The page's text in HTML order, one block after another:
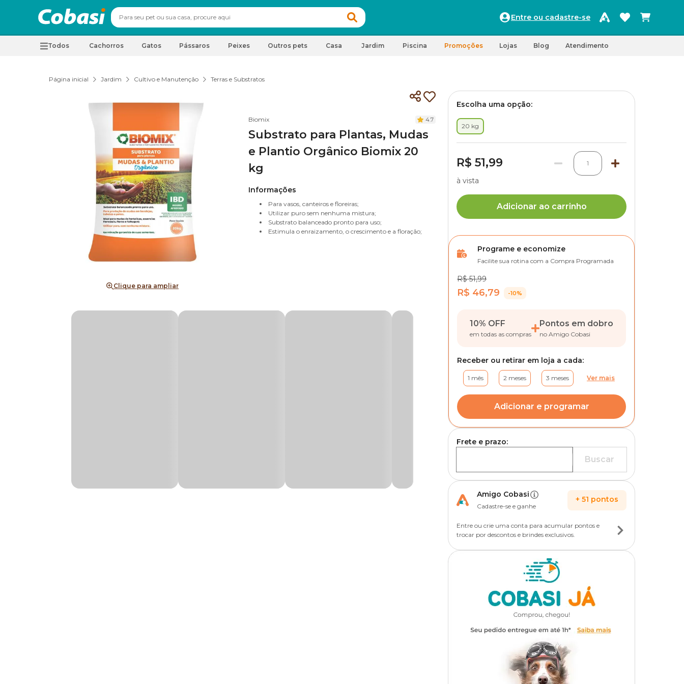
Entre ou cadastre-se
Todos Cachorros Gatos Pássaros Peixes Outros pets Casa Jardim Piscina Promoções Lojas Blog Atendimento
Página inicial Jardim Cultivo e Manutenção Terras e Substratos
Clique para ampliar
Biomix 4.7
Substrato para Plantas, Mudas
e Plantio Orgânico Biomix 20
kg
Informações
Para vasos, canteiros e floreiras;
Utilizar puro sem nenhuma mistura;
Substrato balanceado pronto para uso;
Estimula o enraizamento, o crescimento e a floração;
Escolha uma opção:
20 kg
R$ 51,99 1
à vista
Adicionar ao carrinho
Programe e economize
Facilite sua rotina com a Compra Programada
R$ 51,99
R$ 46,79 -10%
10% OFF
em todas as compras
Pontos em dobro
no Amigo Cobasi
Receber ou retirar em loja a cada:
1 mês 2 meses 3 meses Ver mais
Adicionar e programar
Frete e prazo:
Buscar
Amigo Cobasi
Cadastre-se e ganhe
+ 51 pontos
Entre ou crie uma conta para acumular pontos e
trocar por descontos e brindes exclusivos.